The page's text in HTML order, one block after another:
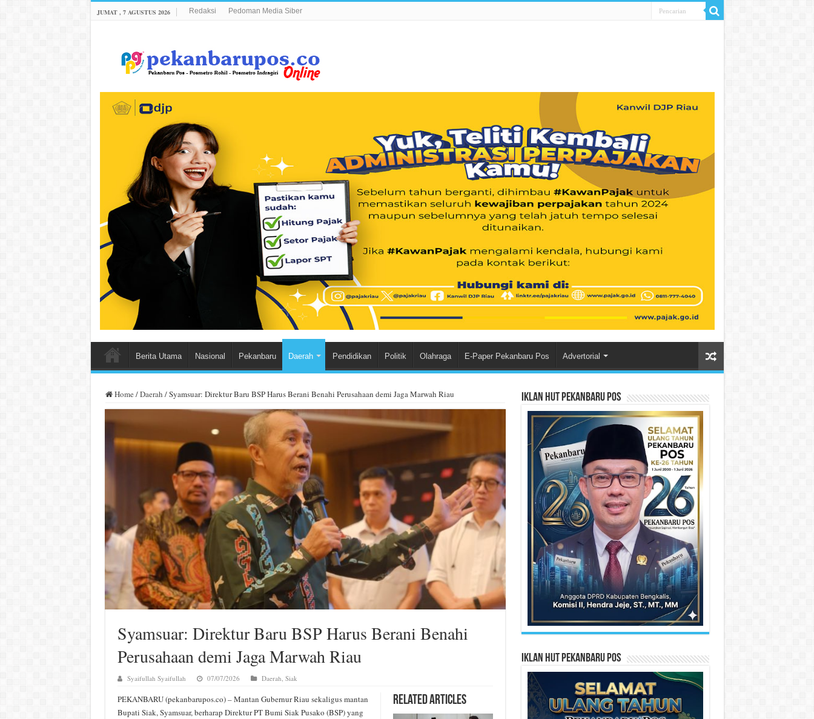
JUMAT , 7 AGUSTUS 2026 Redaksi Pedoman Media Siber
Berita Utama Nasional Pekanbaru Daerah Pendidikan Politik Olahraga E-Paper Pekanbaru Pos Advertorial
Home /Daerah /Syamsuar: Direktur Baru BSP Harus Berani Benahi Perusahaan demi Jaga Marwah Riau
Syamsuar: Direktur Baru BSP Harus Berani Benahi
Perusahaan demi Jaga Marwah Riau
Syaifullah Syaifullah 07/07/2026 Daerah, Siak
Related Articles
PEKANBARU (pekanbarupos.co) – Mantan Gubernur Riau sekaligus mantan
Bupati Siak, Syamsuar, berharap Direktur PT Bumi Siak Pusako (BSP) yang
Iklan HUT Pekanbaru Pos
Iklan HUT Pekanbaru Pos